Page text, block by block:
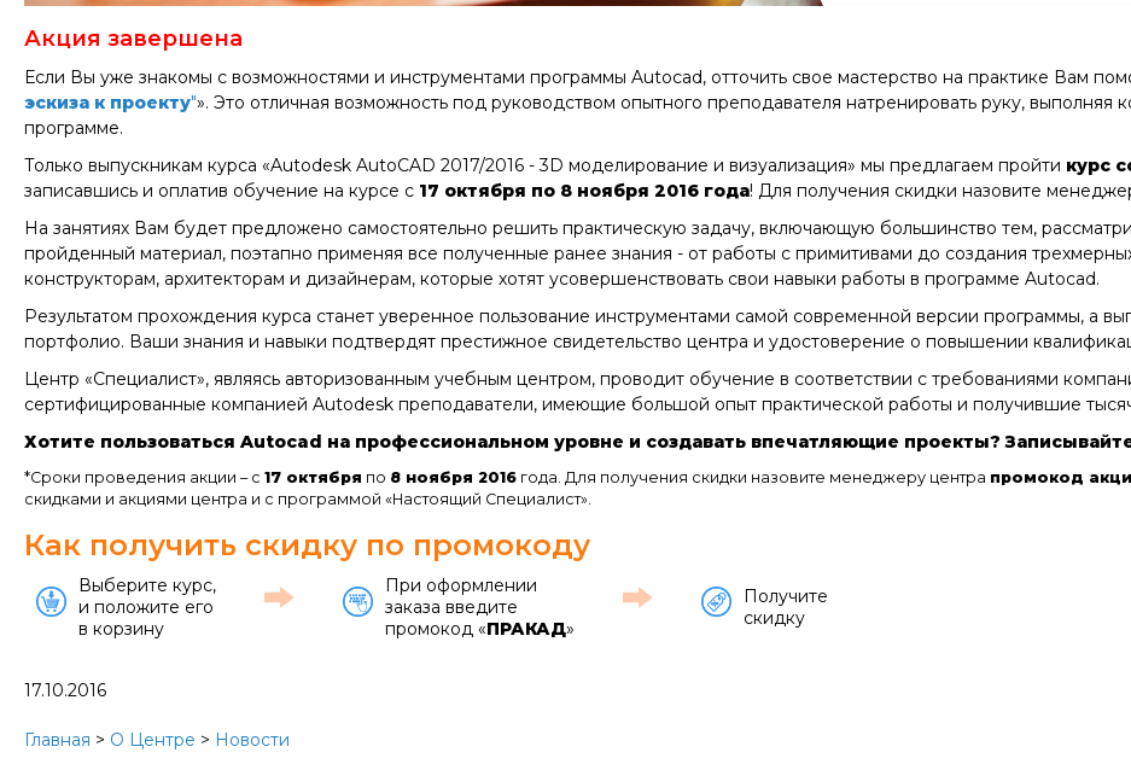
Акция завершена
Если Вы уже знакомы с возможностями и инструментами программы Autocad, отточить свое мастерство на практике Вам
эскиза к проекту"». Это отличная возможность под руководством опытного преподавателя натренировать руку,
программе.
Только выпускникам курса «Autodesk AutoCAD 2017/2016 - 3D моделирование и визуализация» мы предлагаем пройти курс
записавшись и оплатив обучение на курсе с 17 октября по 8 ноября 2016 года! Для получения скидки назовите
На занятиях Вам будет предложено самостоятельно решить практическую задачу, включающую большинство тем,
пройденный материал, поэтапно применяя все полученные ранее знания - от работы с примитивами до создания
конструкторам, архитекторам и дизайнерам, которые хотят усовершенствовать свои навыки работы в программе Autocad.
Результатом прохождения курса станет уверенное пользование инструментами самой современной версии программы, а
портфолио. Ваши знания и навыки подтвердят престижное свидетельство центра и удостоверение о повышении
Центр «Специалист», являясь авторизованным учебным центром, проводит обучение в соответствии с требованиями
сертифицированные компанией Autodesk преподаватели, имеющие большой опыт практической работы и получившие
Хотите пользоваться Autocad на профессиональном уровне и создавать впечатляющие проекты?
*Сроки проведения акции – с 17 октября по 8 ноября 2016 года. Для получения скидки назовите менеджеру центра промокод
скидками и акциями центра и с программой «Настоящий Специалист».
Как получить скидку по промокоду
Выберите курс,
и положите его
в корзину
При оформлении
заказа введите
промокод «ПРАКАД»
Получите
скидку
17.10.2016
Главная > О Центре > Новости